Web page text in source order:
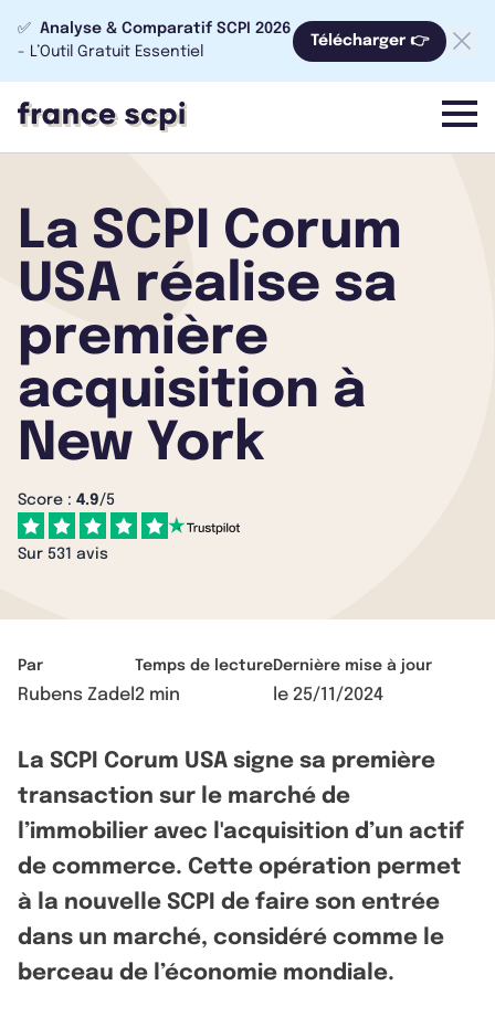
✅ Analyse & Comparatif SCPI 2026
- L’Outil Gratuit Essentiel
Télécharger 👉
menu
La SCPI Corum
USA réalise sa
première
acquisition à
New York
Score : 4.9/5
Sur 531 avis
Par
Rubens Zadel
Temps de lecture
2 min
Dernière mise à jour
le 25/11/2024
La SCPI Corum USA signe sa première
transaction sur le marché de
l’immobilier avec l'acquisition d’un actif
de commerce. Cette opération permet
à la nouvelle SCPI de faire son entrée
dans un marché, considéré comme le
berceau de l’économie mondiale.